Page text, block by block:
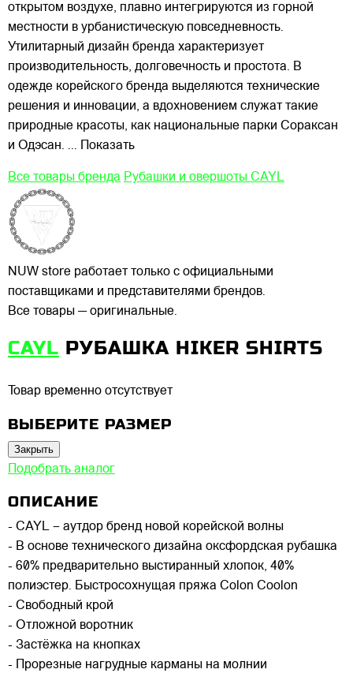
открытом воздухе, плавно интегрируются из горной
местности в урбанистическую повседневность.
Утилитарный дизайн бренда характеризует
производительность, долговечность и простота. В
одежде корейского бренда выделяются технические
решения и инновации, а вдохновением служат такие
природные красоты, как национальные парки Сораксан
и Одэсан. ... Показать
Все товары бренда Рубашки и овершоты CAYL
NUW store работает только с официальными
поставщиками и представителями брендов.
Все товары — оригинальные.
CAYL РУБАШКА HIKER SHIRTS
Товар временно отсутствует
ВЫБЕРИТЕ РАЗМЕР
Закрыть
Подобрать аналог
ОПИСАНИЕ
- CAYL – аутдор бренд новой корейской волны
- В основе технического дизайна оксфордская рубашка
- 60% предварительно выстиранный хлопок, 40%
полиэстер. Быстросохнущая пряжа Colon Coolon
- Свободный крой
- Отложной воротник
- Застёжка на кнопках
- Прорезные нагрудные карманы на молнии